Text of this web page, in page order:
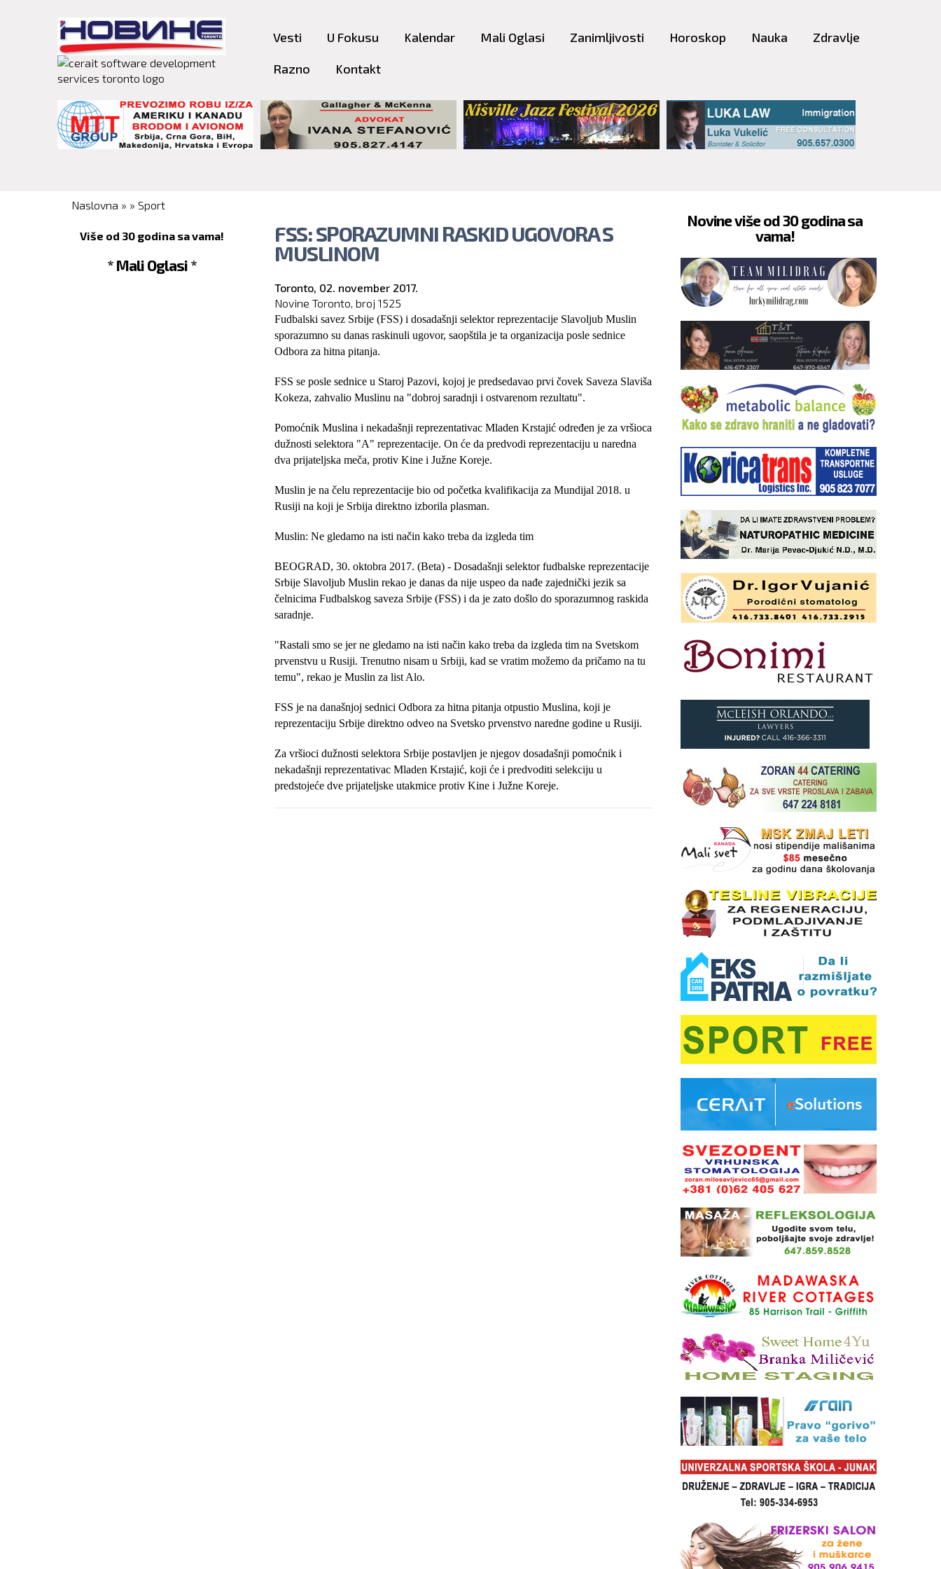
content
Vesti U Fokusu Kalendar Mali Oglasi Zanimljivosti Horoskop Nauka Zdravlje
Razno Kontakt
You are here
Naslovna » » Sport
Više od 30 godina sa vama!
* Mali Oglasi *
FSS: SPORAZUMNI RASKID UGOVORA S
MUSLINOM
Toronto, 02. november 2017.
Novine Toronto, broj 1525
Fudbalski savez Srbije (FSS) i dosadašnji selektor reprezentacije Slavoljub Muslin
sporazumno su danas raskinuli ugovor, saopštila je ta organizacija posle sednice
Odbora za hitna pitanja.
FSS se posle sednice u Staroj Pazovi, kojoj je predsedavao prvi čovek Saveza Slaviša
Kokeza, zahvalio Muslinu na "dobroj saradnji i ostvarenom rezultatu".
Pomoćnik Muslina i nekadašnji reprezentativac Mladen Krstajić određen je za vršioca
dužnosti selektora "A" reprezentacije. On će da predvodi reprezentaciju u naredna
dva prijateljska meča, protiv Kine i Južne Koreje.
Muslin je na čelu reprezentacije bio od početka kvalifikacija za Mundijal 2018. u
Rusiji na koji je Srbija direktno izborila plasman.
Muslin: Ne gledamo na isti način kako treba da izgleda tim
BEOGRAD, 30. oktobra 2017. (Beta) - Dosadašnji selektor fudbalske reprezentacije
Srbije Slavoljub Muslin rekao je danas da nije uspeo da nađe zajednički jezik sa
čelnicima Fudbalskog saveza Srbije (FSS) i da je zato došlo do sporazumnog raskida
saradnje.
"Rastali smo se jer ne gledamo na isti način kako treba da izgleda tim na Svetskom
prvenstvu u Rusiji. Trenutno nisam u Srbiji, kad se vratim možemo da pričamo na tu
temu", rekao je Muslin za list Alo.
FSS je na današnjoj sednici Odbora za hitna pitanja otpustio Muslina, koji je
reprezentaciju Srbije direktno odveo na Svetsko prvenstvo naredne godine u Rusiji.
Za vršioci dužnosti selektora Srbije postavljen je njegov dosadašnji pomoćnik i
nekadašnji reprezentativac Mladen Krstajić, koji će i predvoditi selekciju u
predstojeće dve prijateljske utakmice protiv Kine i Južne Koreje.
Novine više od 30 godina sa
vama!